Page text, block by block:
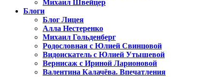
Михаил Швейцер
Блоги
Блог Лицея
Алла Нестеренко
Михаил Гольденберг
Родословная с Юлией Свинцовой
Видоискатель с Юлией Утышевой
Вернисаж с Ириной Ларионовой
Валентина Калачёва. Впечатления